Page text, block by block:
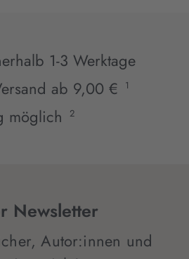
1-3 Werktage
ab 9,00 €
1
möglich 2
Newsletter
Autor:innen und